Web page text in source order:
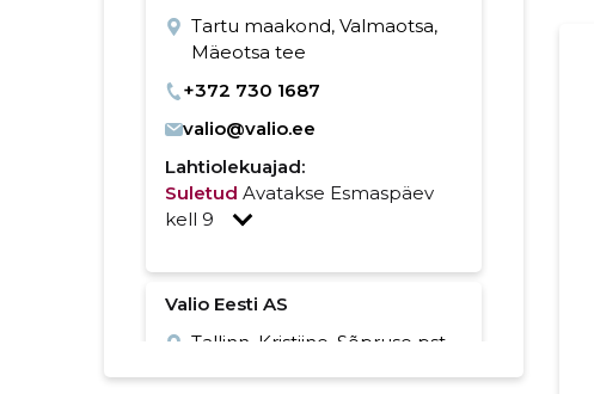
Tartu maakond, Valmaotsa,
Mäeotsa tee
+372 730 1687
valio@valio.ee
Lahtiolekuajad:
Suletud Avatakse Esmaspäev
kell 9
Valio Eesti AS
Tallinn, Kristiine, Sõpruse pst